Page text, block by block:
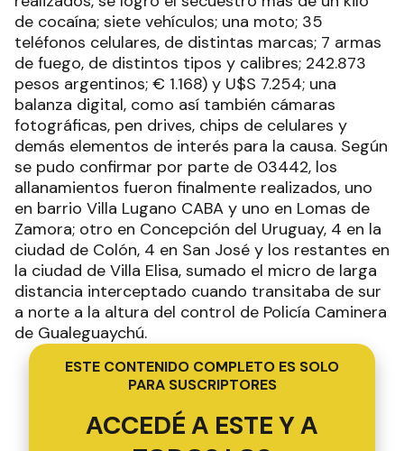
de cocaína; siete vehículos; una moto; 35
teléfonos celulares, de distintas marcas; 7 armas
de fuego, de distintos tipos y calibres; 242.873
pesos argentinos; € 1.168) y U$S 7.254; una
balanza digital, como así también cámaras
fotográficas, pen drives, chips de celulares y
demás elementos de interés para la causa. Según
se pudo confirmar por parte de 03442, los
allanamientos fueron finalmente realizados, uno
en barrio Villa Lugano CABA y uno en Lomas de
Zamora; otro en Concepción del Uruguay, 4 en la
ciudad de Colón, 4 en San José y los restantes en
la ciudad de Villa Elisa, sumado el micro de larga
distancia interceptado cuando transitaba de sur
a norte a la altura del control de Policía Caminera
de Gualeguaychú.
ESTE CONTENIDO COMPLETO ES SOLO
PARA SUSCRIPTORES
ACCEDÉ A ESTE Y A